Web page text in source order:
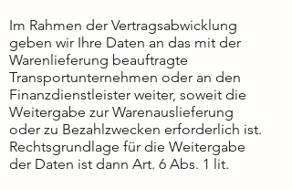
Im Rahmen der Vertragsabwicklung
geben wir Ihre Daten an das mit der
Warenlieferung beauftragte
Transportunternehmen oder an den
Finanzdienstleister weiter, soweit die
Weitergabe zur Warenauslieferung
oder zu Bezahlzwecken erforderlich ist.
Rechtsgrundlage für die Weitergabe
der Daten ist dann Art. 6 Abs. 1 lit.